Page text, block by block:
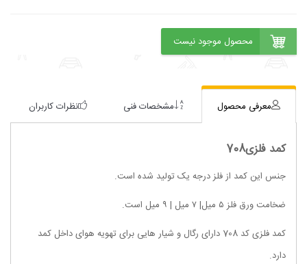
معرفی محصول مشخصات فنی نظرات کاربران
کمد فلزی708
جنس این کمد از فلز درجه یک تولید شده است.
ضخامت ورق فلز ۵ میل‌| ۷ میل | ۹ میل است.
کمد فلزی کد 708 دارای رگال و شیار هایی برای تهویه هوای داخل کمد
دارد.